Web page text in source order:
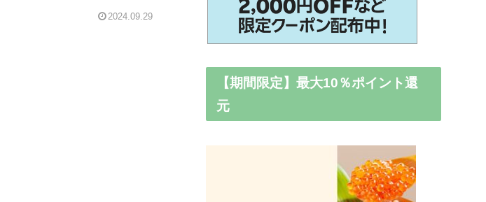
2024.09.29
【期間限定】最大10％ポイント還
元